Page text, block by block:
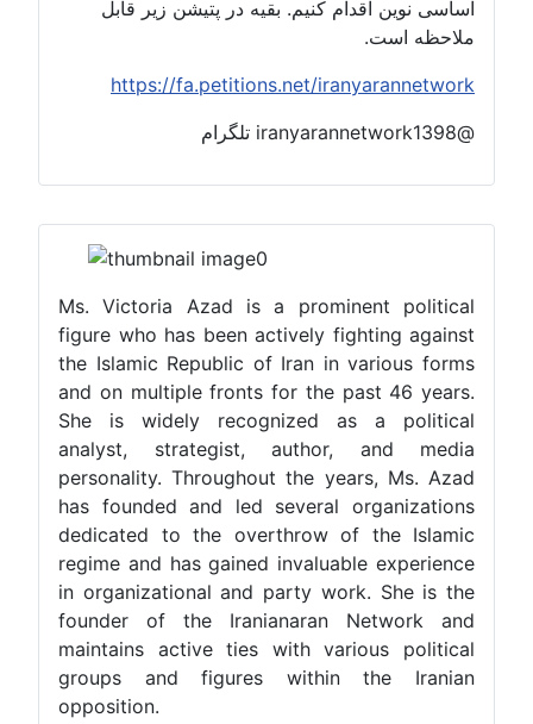
Ms. Victoria Azad is a prominent political
figure who has been actively fighting against
the Islamic Republic of Iran in various forms
and on multiple fronts for the past 46 years.
She is widely recognized as a political
analyst, strategist, author, and media
personality. Throughout the years, Ms. Azad
has founded and led several organizations
dedicated to the overthrow of the Islamic
regime and has gained invaluable experience
in organizational and party work. She is the
founder of the Iranianaran Network and
maintains active ties with various political
groups and figures within the Iranian
opposition.
اساسی نوین اقدام کنیم. بقیه در پتیشن زیر قابل
ملاحظه است.
https://fa.petitions.net/iranyarannetwork
@iranyarannetwork1398 تلگرام